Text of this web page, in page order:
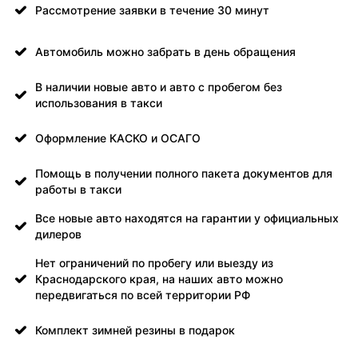
Рассмотрение заявки в течение 30 минут
Автомобиль можно забрать в день обращения
В наличии новые авто и авто с пробегом без
использования в такси
Оформление КАСКО и ОСАГО
Помощь в получении полного пакета документов для
работы в такси
Все новые авто находятся на гарантии у официальных
дилеров
Нет ограничений по пробегу или выезду из
Краснодарского края, на наших авто можно
передвигаться по всей территории РФ
Комплект зимней резины в подарок